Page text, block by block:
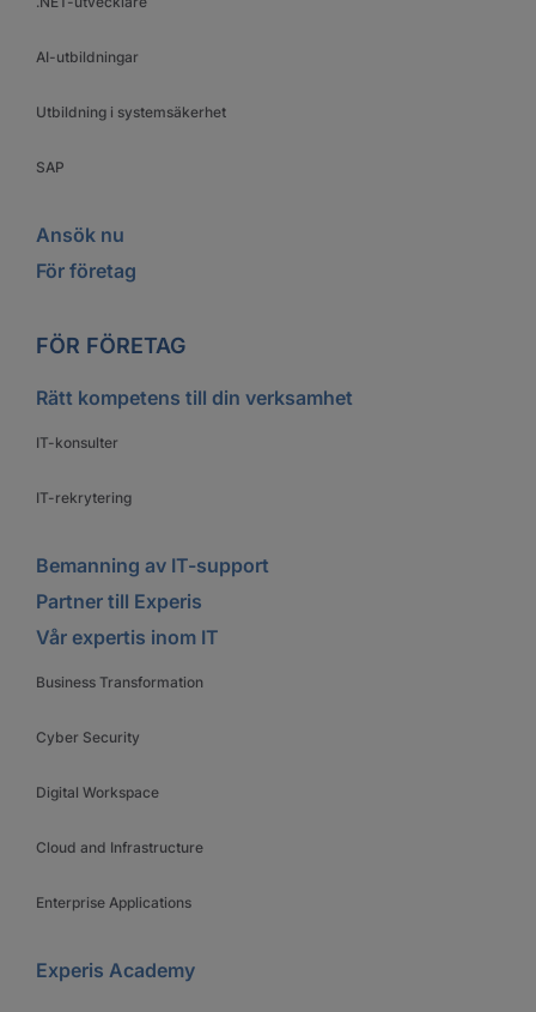
AI-utbildningar
Utbildning i systemsäkerhet
SAP
Ansök nu
För företag
FÖR FÖRETAG
Rätt kompetens till din verksamhet
IT-konsulter
IT-rekrytering
Bemanning av IT-support
Partner till Experis
Vår expertis inom IT
Business Transformation
Cyber Security
Digital Workspace
Cloud and Infrastructure
Enterprise Applications
Experis Academy